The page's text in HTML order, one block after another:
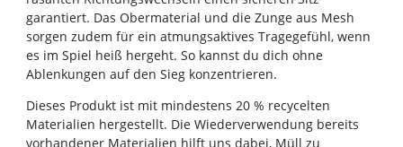
garantiert. Das Obermaterial und die Zunge aus Mesh
sorgen zudem für ein atmungsaktives Tragegefühl, wenn
es im Spiel heiß hergeht. So kannst du dich ohne
Ablenkungen auf den Sieg konzentrieren.
Dieses Produkt ist mit mindestens 20 % recycelten
Materialien hergestellt. Die Wiederverwendung bereits
vorhandener Materialien hilft uns dabei, Müll zu